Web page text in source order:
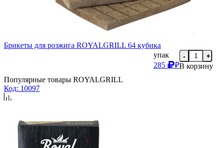
Брикеты для розжига ROYALGRILL 64 кубика
упак
285
₽
- +
В корзину
Популярные товары ROYALGRILL
Код: 10097